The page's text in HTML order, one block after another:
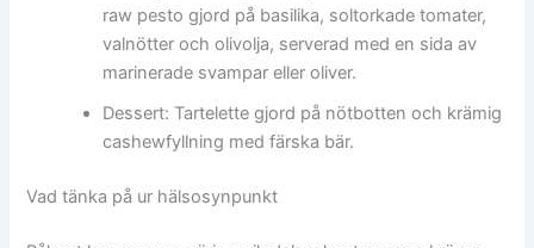
raw pesto gjord på basilika, soltorkade tomater,
valnötter och olivolja, serverad med en sida av
marinerade svampar eller oliver.
Dessert: Tartelette gjord på nötbotten och krämig
cashewfyllning med färska bär.
Vad tänka på ur hälsosynpunkt